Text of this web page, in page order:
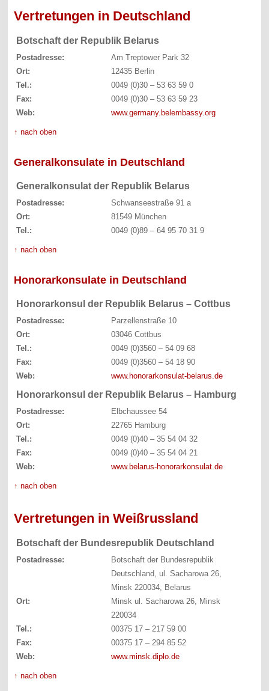
Vertretungen in Deutschland
Botschaft der Republik Belarus
Postadresse:
Am Treptower Park 32
Ort:
12435 Berlin
Tel.:
0049 (0)30 – 53 63 59 0
Fax:
0049 (0)30 – 53 63 59 23
Web:
www.germany.belembassy.org
↑ nach oben
Generalkonsulate in Deutschland
Generalkonsulat der Republik Belarus
Postadresse:
Schwanseestraße 91 a
Ort:
81549 München
Tel.:
0049 (0)89 – 64 95 70 31 9
↑ nach oben
Honorarkonsulate in Deutschland
Honorarkonsul der Republik Belarus – Cottbus
Postadresse:
Parzellenstraße 10
Ort:
03046 Cottbus
Tel.:
0049 (0)3560 – 54 09 68
Fax:
0049 (0)3560 – 54 18 90
Web:
www.honorarkonsulat-belarus.de
Honorarkonsul der Republik Belarus – Hamburg
Postadresse:
Elbchaussee 54
Ort:
22765 Hamburg
Tel.:
0049 (0)40 – 35 54 04 32
Fax:
0049 (0)40 – 35 54 04 21
Web:
www.belarus-honorarkonsulat.de
↑ nach oben
Vertretungen in Weißrussland
Botschaft der Bundesrepublik Deutschland
Postadresse:
Botschaft der Bundesrepublik
Deutschland, ul. Sacharowa 26,
Minsk 220034, Belarus
Ort:
Minsk ul. Sacharowa 26, Minsk
220034
Tel.:
00375 17 – 217 59 00
Fax:
00375 17 – 294 85 52
Web:
www.minsk.diplo.de
↑ nach oben